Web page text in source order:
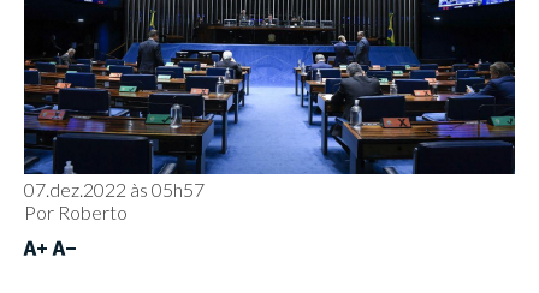
07.dez.2022 às 05h57
Por Roberto